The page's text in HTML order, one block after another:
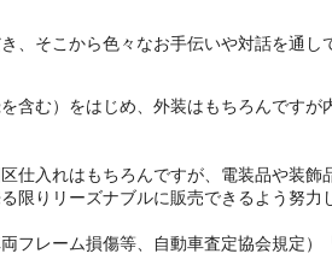
、そこから色々なお手伝いや対話を通
含む）をはじめ、外装はもちろんです
仕入れはもちろんですが、電装品や装
限りリーズナブルに販売できるよう努力
フレーム損傷等、自動車査定協会規定